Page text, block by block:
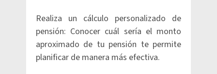
Realiza un cálculo personalizado de
pensión: Conocer cuál sería el monto
aproximado de tu pensión te permite
planificar de manera más efectiva.